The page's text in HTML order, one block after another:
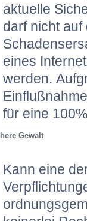
aktuelle
darf nicht
eines
werden.
für eine
Gewalt
Kann eine